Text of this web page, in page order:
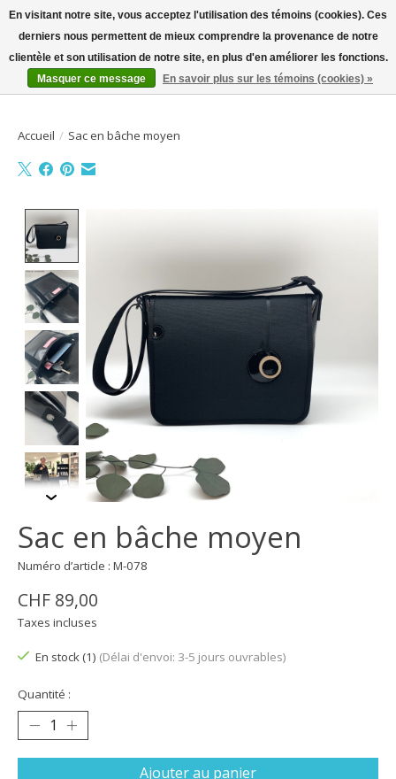
Bienvenue sur la boutique en ligne
Liste dePanier
Accueil / Sac en bâche moyen
Sac en bâche moyen
Numéro d’article : M-078
CHF 89,00
Taxes incluses
En stock (1) (Délai d'envoi: 3-5 jours ouvrables)
Quantité :
Ajouter au panier
En visitant notre site, vous acceptez l'utilisation des témoins (cookies). Ces
derniers nous permettent de mieux comprendre la provenance de notre
clientèle et son utilisation de notre site, en plus d'en améliorer les fonctions.
Masquer ce message
En savoir plus sur les témoins (cookies) »